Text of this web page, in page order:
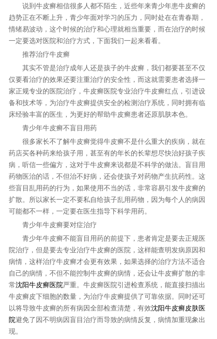
说到牛皮癣相信很多人都不陌生，近些年来青少年患牛皮癣的
趋势正在不断上升，青少年面对学习的压力，同时处在在青春期，
情绪易波动，这个时候的治疗和心理就相当重要，而在治疗的时候
一定要选对医院和治疗方式，下面我们一起来看看。
推荐治疗牛皮癣
其实不管是治疗成年人还是孩子的牛皮癣，我们都要甚至不仅
仅要看治疗的效果还要注重治疗的安全性，而这就需要患者选择一
家正规专业的医院治疗，牛皮癣医院专业治疗牛皮癣红点，引进设
备和技术等，为治疗牛皮癣提供安全的检测治疗系统，同时拥有临
床经验丰富的医生，为更好的帮助牛皮癣患者还原肌肤本色。
青少年牛皮癣不盲目用药
很多家长不了解牛皮癣觉得牛皮癣不是什么重大的疾病，就在
药店买各种药来给孩子用，甚至有的年长的长辈想尽快治好孩子疾
病，听信一些偏方，这对于牛皮癣来说都是不科学的做法。盲目用
药物医治的话，不但治不好病，还会使孩子对药物产生抗药性。这
些盲目乱用药的行为，如果使用不当的话，非常容易引发牛皮癣的
扩散。所以家长一定不要私自给孩子乱用药物，因为每个人的病因
可能都不一样，一定要在医生指导下科学用药。
青少年牛皮癣要对症治疗
青少年牛皮癣不能盲目用药的前提下，患者肯定是要去正规医
院治疗，但是要去专业治疗牛皮癣的医院，这样能查明发病原因和
病情，这样治疗牛皮癣才会更有效果，如果选择的治疗方法不适合
自己的病情，不但不能控制牛皮癣的病情，还会让牛皮癣扩散的非
常沈阳牛皮癣医院严重。牛皮癣医院引进检查系统，能直接扫描出
牛皮癣皮下细胞的数量，为治疗牛皮癣提供了可靠依据。同时还可
以将导致牛皮癣的所有病因全部检查清楚，有效沈阳牛皮癣皮肤医
院避免了因不明病因盲目治疗而导致的病情反复，病情加重现象出
现。